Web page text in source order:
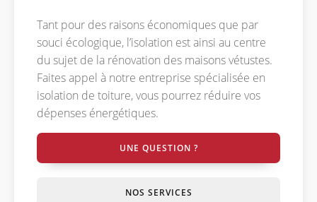
Tant pour des raisons économiques que par
souci écologique, l’isolation est ainsi au centre
du sujet de la rénovation des maisons vétustes.
Faites appel à notre entreprise spécialisée en
isolation de toiture, vous pourrez réduire vos
dépenses énergétiques.
UNE QUESTION ?
NOS SERVICES